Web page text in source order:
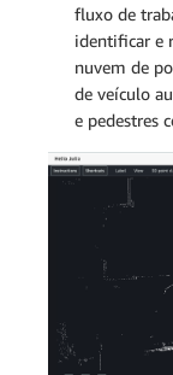
fluxo de
identificar e
nuvem de
de veículo
e pedestres